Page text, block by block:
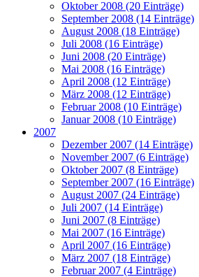
Oktober 2008 (20 Einträge)
September 2008 (14 Einträge)
August 2008 (18 Einträge)
Juli 2008 (16 Einträge)
Juni 2008 (20 Einträge)
Mai 2008 (16 Einträge)
April 2008 (12 Einträge)
März 2008 (12 Einträge)
Februar 2008 (10 Einträge)
Januar 2008 (10 Einträge)
2007
Dezember 2007 (14 Einträge)
November 2007 (6 Einträge)
Oktober 2007 (8 Einträge)
September 2007 (16 Einträge)
August 2007 (24 Einträge)
Juli 2007 (14 Einträge)
Juni 2007 (8 Einträge)
Mai 2007 (16 Einträge)
April 2007 (16 Einträge)
März 2007 (18 Einträge)
Februar 2007 (4 Einträge)